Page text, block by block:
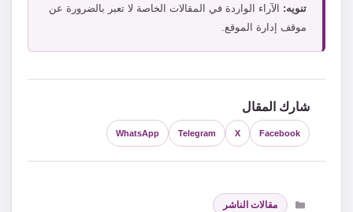
تنويه: الآراء الواردة في المقالات الخاصة لا تعبر بالضرورة عن
موقف إدارة الموقع.
شارك المقال
Facebook
X
Telegram
WhatsApp
التصنيفات
مقالات الناشر